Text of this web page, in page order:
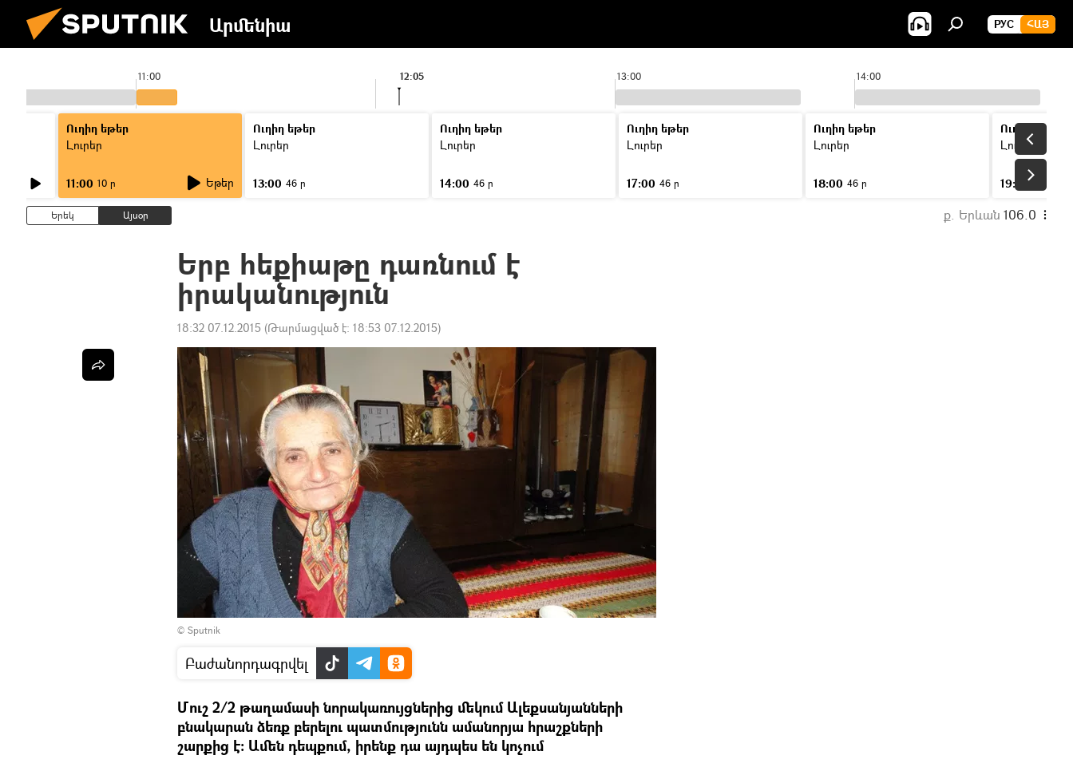
Արմենիա РУС ՀԱՅ
11:00 13:00 14:00
12:05
Ուղիղ եթեր
Լուրեր
11:00 10 ր Եթեր
Ուղիղ եթեր
Լուրեր
13:00 46 ր
Ուղիղ եթեր
Լուրեր
14:00 46 ր
Ուղիղ եթեր
Լուրեր
17:00 46 ր
Ուղիղ եթեր
Լուրեր
18:00 46 ր
Ուղիղ եթեր
Լուրեր
19:00
Երեկ Այսօր ք. Երևան 106.0
Երբ հեքիաթը դառնում է
իրականություն
18:32 07.12.2015 (Թարմացված է: 18:53 07.12.2015)
© Sputnik
Բաժանորդագրվել
Մուշ 2/2 թաղամասի նորակառույցներից մեկում Ալեքսանյանների
բնակարան ձեռք բերելու պատմությունն ամանորյա հրաշքների
շարքից է: Ամեն դեպքում, իրենք դա այդպես են կոչում